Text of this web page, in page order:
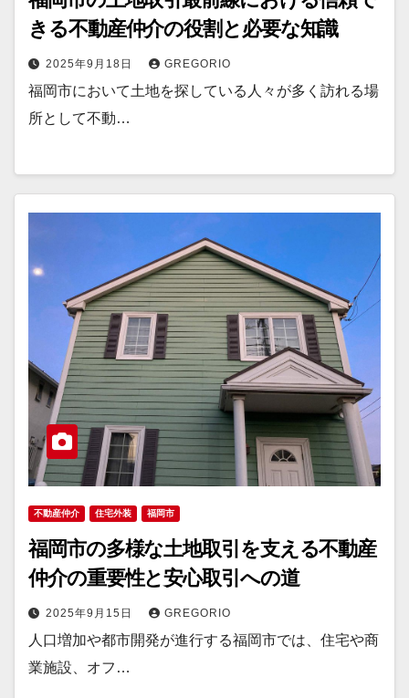
きる不動産仲介の役割と必要な知識
2025年9月18日 GREGORIO
福岡市において土地を探している人々が多く訪れる場
所として不動…
不動産仲介 住宅外装 福岡市
福岡市の多様な土地取引を支える不動産
仲介の重要性と安心取引への道
2025年9月15日 GREGORIO
人口増加や都市開発が進行する福岡市では、住宅や商
業施設、オフ…